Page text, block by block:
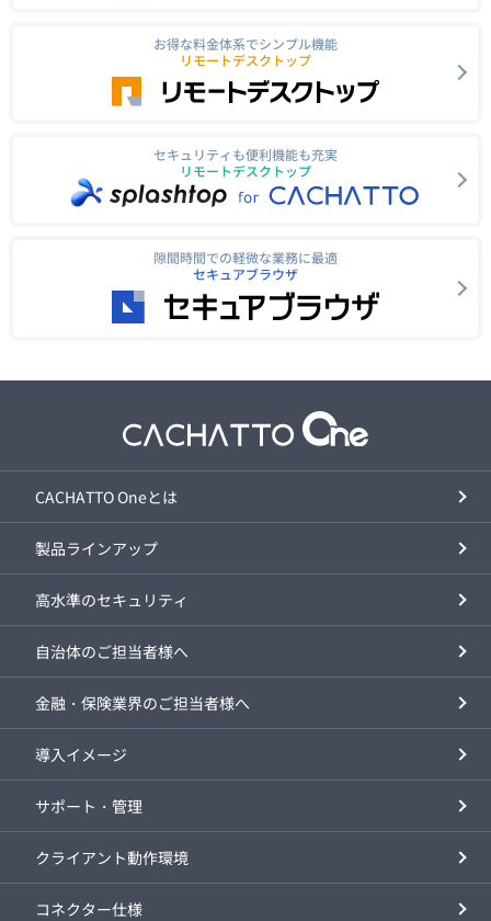
お得な料金体系でシンプル機能
リモートデスクトップ
セキュリティも便利機能も充実
リモートデスクトップ
隙間時間での軽微な業務に最適
セキュアブラウザ
CACHATTO Oneとは
製品ラインアップ
高水準のセキュリティ
自治体のご担当者様へ
金融・保険業界のご担当者様へ
導入イメージ
サポート・管理
クライアント動作環境
コネクター仕様